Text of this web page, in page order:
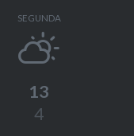
SEGUNDA
13
4